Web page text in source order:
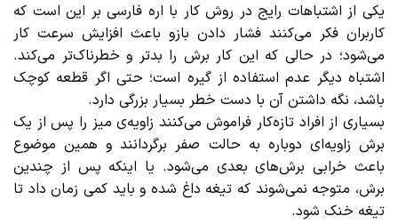
یکی از اشتباهات رایج در روش کار با اره فارسی بر این است که
کاربران فکر می‌کنند فشار دادن بازو باعث افزایش سرعت کار
می‌شود؛ در حالی که این کار برش را بدتر و خطرناک‌تر می‌کند.
اشتباه دیگر عدم استفاده از گیره است؛ حتی اگر قطعه کوچک
باشد، نگه داشتن آن با دست خطر بسیار بزرگی دارد.
بسیاری از افراد تازه‌کار فراموش می‌کنند زاویه‌ی میز را پس از یک
برش زاویه‌ای دوباره به حالت صفر برگردانند و همین موضوع
باعث خرابی برش‌های بعدی می‌شود. یا اینکه پس از چندین
برش، متوجه نمی‌شوند که تیغه داغ شده و باید کمی زمان داد تا
تیغه خنک شود.